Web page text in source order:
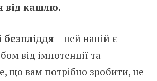
від кашлю.
безпліддя– цей напій є
від імпотенції та
що вам потрібно зробити, це